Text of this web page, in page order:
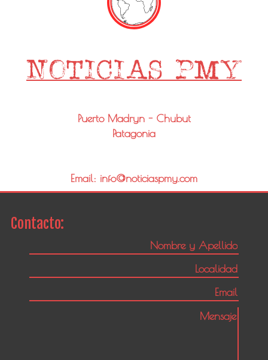
Puerto Madryn - Chubut
Patagonia
Email: info@noticiaspmy.com
Contacto: